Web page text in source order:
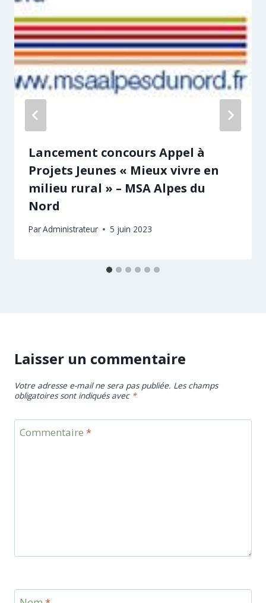
Lancement concours Appel à
Projets Jeunes « Mieux vivre en
milieu rural » – MSA Alpes du
Nord
ParAdministrateur 5 juin 2023
Laisser un commentaire
Votre adresse e-mail ne sera pas publiée. Les champs
obligatoires sont indiqués avec *
Commentaire *